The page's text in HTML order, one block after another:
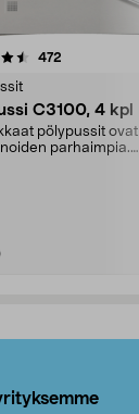
472
C3100, 4 kpl
pölypussit ovat
parhaimpia.
4.5viidestä